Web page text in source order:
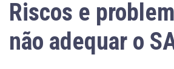
Riscos e
não adequar o